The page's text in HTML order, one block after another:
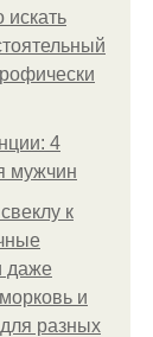
4
мужчин
к
даже
и
разных